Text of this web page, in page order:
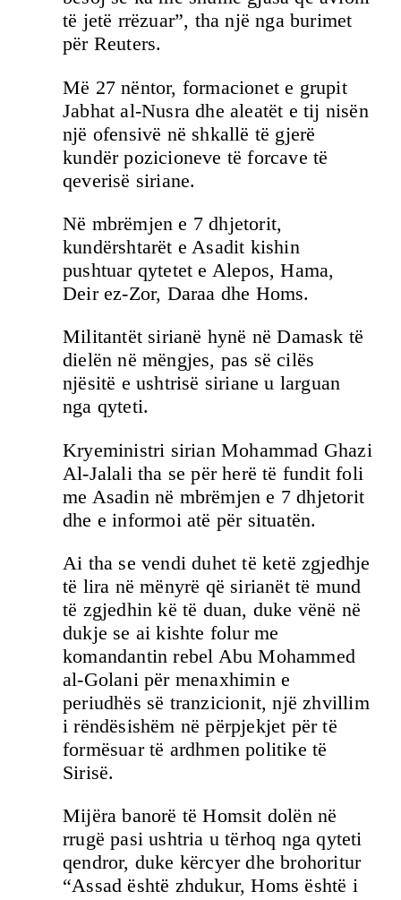
të jetë rrëzuar”, tha një nga burimet
për Reuters.
Më 27 nëntor, formacionet e grupit
Jabhat al-Nusra dhe aleatët e tij nisën
një ofensivë në shkallë të gjerë
kundër pozicioneve të forcave të
qeverisë siriane.
Në mbrëmjen e 7 dhjetorit,
kundërshtarët e Asadit kishin
pushtuar qytetet e Alepos, Hama,
Deir ez-Zor, Daraa dhe Homs.
Militantët sirianë hynë në Damask të
dielën në mëngjes, pas së cilës
njësitë e ushtrisë siriane u larguan
nga qyteti.
Kryeministri sirian Mohammad Ghazi
Al-Jalali tha se për herë të fundit foli
me Asadin në mbrëmjen e 7 dhjetorit
dhe e informoi atë për situatën.
Ai tha se vendi duhet të ketë zgjedhje
të lira në mënyrë që sirianët të mund
të zgjedhin kë të duan, duke vënë në
dukje se ai kishte folur me
komandantin rebel Abu Mohammed
al-Golani për menaxhimin e
periudhës së tranzicionit, një zhvillim
i rëndësishëm në përpjekjet për të
formësuar të ardhmen politike të
Sirisë.
Mijëra banorë të Homsit dolën në
rrugë pasi ushtria u tërhoq nga qyteti
qendror, duke kërcyer dhe brohoritur
“Assad është zhdukur, Homs është i